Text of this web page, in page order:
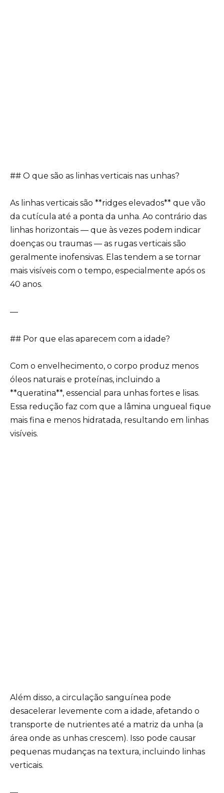
## O que são as linhas verticais nas unhas?
As linhas verticais são **ridges elevados** que vão
da cutícula até a ponta da unha. Ao contrário das
linhas horizontais — que às vezes podem indicar
doenças ou traumas — as rugas verticais são
geralmente inofensivas. Elas tendem a se tornar
mais visíveis com o tempo, especialmente após os
40 anos.
—
## Por que elas aparecem com a idade?
Com o envelhecimento, o corpo produz menos
óleos naturais e proteínas, incluindo a
**queratina**, essencial para unhas fortes e lisas.
Essa redução faz com que a lâmina ungueal fique
mais fina e menos hidratada, resultando em linhas
visíveis.
Além disso, a circulação sanguínea pode
desacelerar levemente com a idade, afetando o
transporte de nutrientes até a matriz da unha (a
área onde as unhas crescem). Isso pode causar
pequenas mudanças na textura, incluindo linhas
verticais.